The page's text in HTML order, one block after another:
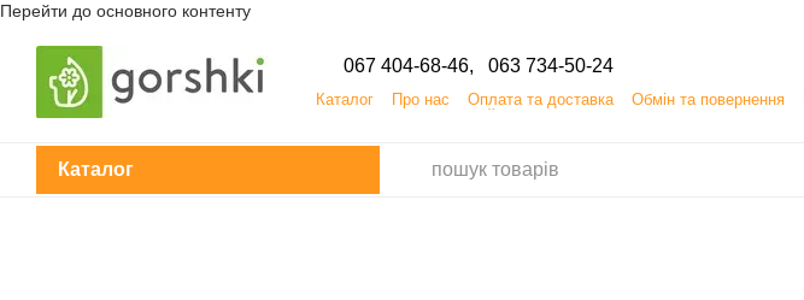
Перейти до основного контенту
067 404-68-46, 063 734-50-24
Каталог Про нас Оплата та доставка Обмін та повернення
Каталог